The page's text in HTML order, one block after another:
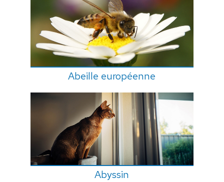
Abeille européenne
Abyssin